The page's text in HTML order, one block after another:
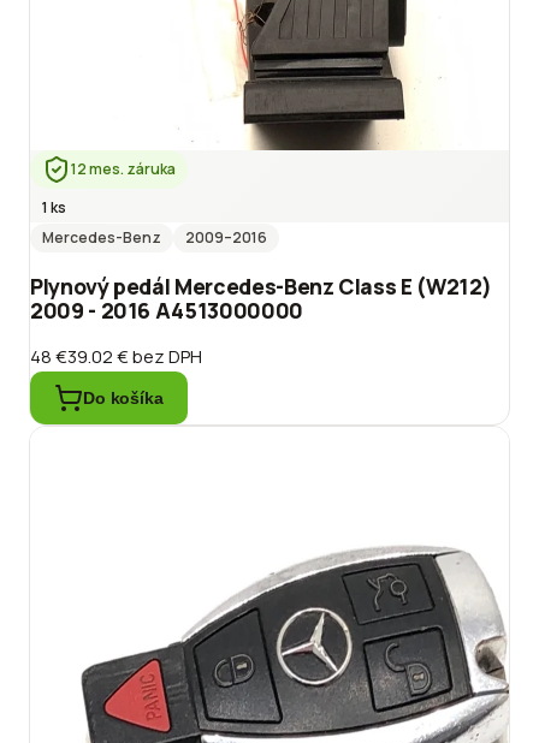
12 mes. záruka
1 ks
Mercedes-Benz
2009–2016
Plynový pedál Mercedes-Benz Class E (W212)
2009 - 2016 A4513000000
48 €39.02 €bez DPH
Do košíka